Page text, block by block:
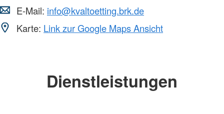
E-Mail: info@kvaltoetting.brk.de
Karte: Link zur Google Maps Ansicht
Dienstleistungen